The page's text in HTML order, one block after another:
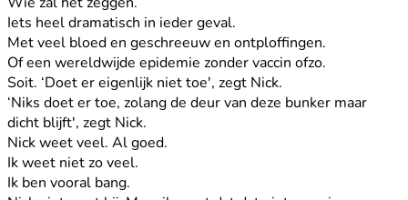
Iets heel dramatisch in ieder geval.
Met veel bloed en geschreeuw en ontploffingen.
Of een wereldwijde epidemie zonder vaccin ofzo.
Soit. ‘Doet er eigenlijk niet toe', zegt Nick.
‘Niks doet er toe, zolang de deur van deze bunker maar
dicht blijft', zegt Nick.
Nick weet veel. Al goed.
Ik weet niet zo veel.
Ik ben vooral bang.